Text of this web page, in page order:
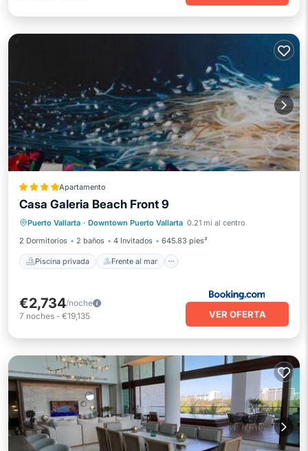
Apartamento
Casa Galeria Beach Front 9
Puerto Vallarta · Downtown Puerto Vallarta 0.21 mi al centro
2 Dormitorios
2 baños 4 Invitados 645.83 pies²
Piscina privada Frente al mar
Piscina privada
Frente al mar
Piscina
Vista al mar
€2,734/noche
7 noches - €19,135 VER OFERTA